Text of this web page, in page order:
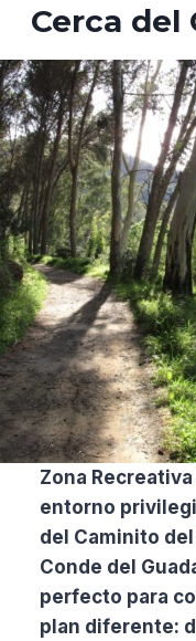
Cerca del
Zona
entorno
del Caminito
Conde del
perfecto para
plan diferente: